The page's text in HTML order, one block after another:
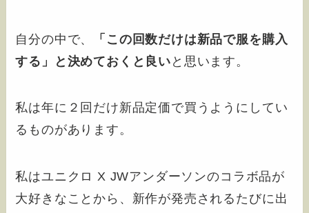
自分の中で、
「この回数だけは新品で服を購入
する」と決めておくと良い と思います。
私は年に２回だけ新品定価で買うようにしてい
るものがあります。
私はユニクロ X JWアンダーソンのコラボ品が
大好きなことから、新作が発売されるたびに出